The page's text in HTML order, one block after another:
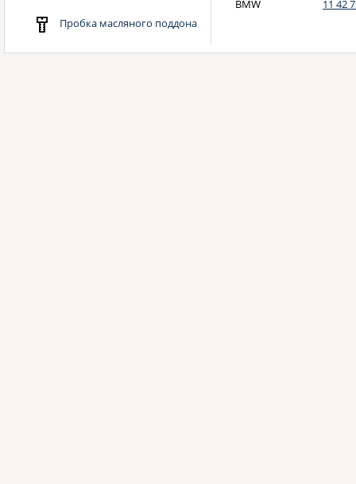
Пробка масляного поддона
BMW 11 42